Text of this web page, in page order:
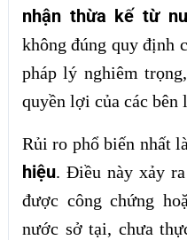
nhận thừa kế từ
không đúng quy định
pháp lý nghiêm
quyền lợi của các bên
Rủi ro phổ biến nhất
hiệu. Điều này xảy
được công chứng
nước sở tại, chưa